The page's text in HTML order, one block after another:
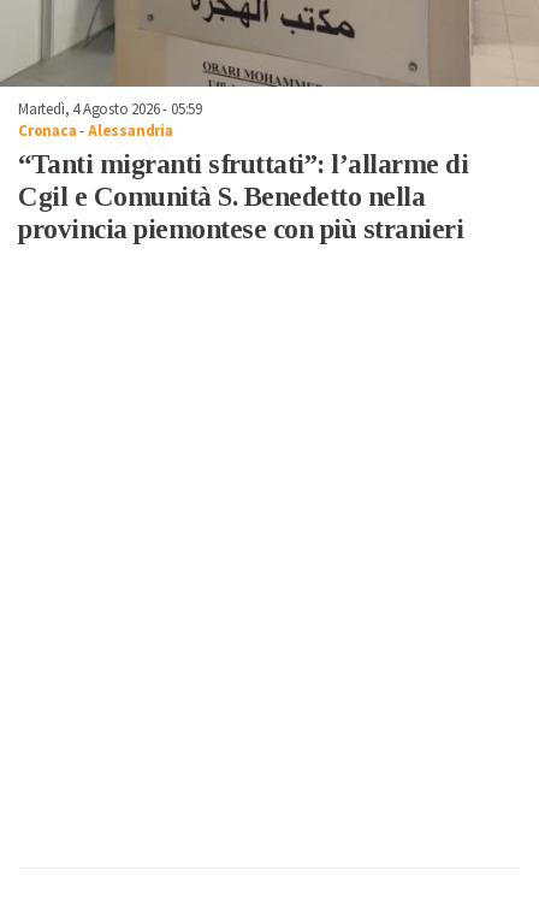
Martedì, 4 Agosto 2026 - 05:59
Cronaca-Alessandria
“Tanti migranti sfruttati”: l’allarme di
Cgil e Comunità S. Benedetto nella
provincia piemontese con più stranieri